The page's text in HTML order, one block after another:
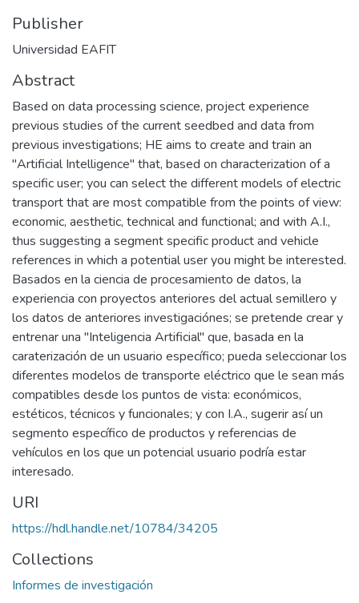
Publisher
Universidad EAFIT
Abstract
Based on data processing science, project experience
previous studies of the current seedbed and data from
previous investigations; HE aims to create and train an
"Artificial Intelligence" that, based on characterization of a
specific user; you can select the different models of electric
transport that are most compatible from the points of view:
economic, aesthetic, technical and functional; and with A.I.,
thus suggesting a segment specific product and vehicle
references in which a potential user you might be interested.
Basados en la ciencia de procesamiento de datos, la
experiencia con proyectos anteriores del actual semillero y
los datos de anteriores investigaciónes; se pretende crear y
entrenar una "Inteligencia Artificial" que, basada en la
caraterización de un usuario específico; pueda seleccionar los
diferentes modelos de transporte eléctrico que le sean más
compatibles desde los puntos de vista: económicos,
estéticos, técnicos y funcionales; y con I.A., sugerir así un
segmento específico de productos y referencias de
vehículos en los que un potencial usuario podría estar
interesado.
URI
https://hdl.handle.net/10784/34205
Collections
Informes de investigación